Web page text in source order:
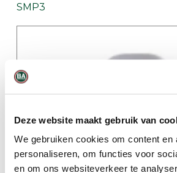
Deze website maakt gebruik van
We gebruiken cookies om content en
personaliseren, om functies voor
en om ons websiteverkeer te
SMP3